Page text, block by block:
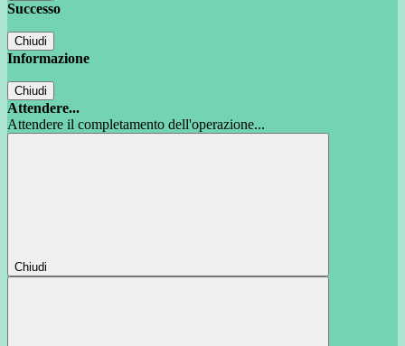
Successo
Chiudi
Informazione
Chiudi
Attendere...
Attendere il completamento dell'operazione...
Chiudi